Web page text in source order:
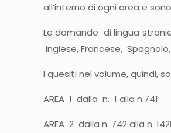
all’interno di ogni area e
Le domande di lingua
Inglese, Francese,
I quesiti nel volume, quindi,
AREA 1 dalla n. 1 alla n.741
AREA 2 dalla n. 742 alla n.